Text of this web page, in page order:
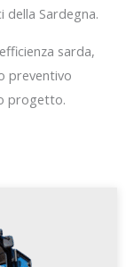
della Sardegna.
sarda,
preventivo
progetto.